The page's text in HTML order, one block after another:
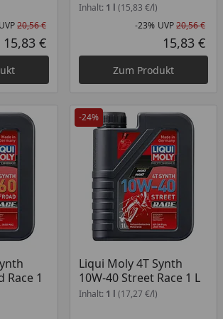
Rabatt in Prozent
Ursprünglicher Preis
UVP20,56 €
Aktueller Preis
15,83 €
Inhalt: 1 l (15,83 €/l)
-23% UVP20,56 €
15,83 €
Zum Produkt
Race 1
-24%
Liqui Moly 4T Synth
10W-40 Street Race 1 L
Inhalt: 1 l (17,27 €/l)